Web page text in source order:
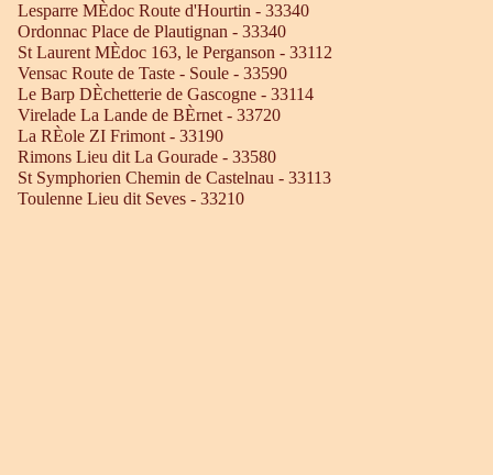
Lesparre MÈdoc Route d'Hourtin - 33340
Ordonnac Place de Plautignan - 33340
St Laurent MÈdoc 163, le Perganson - 33112
Vensac Route de Taste - Soule - 33590
Le Barp DÈchetterie de Gascogne - 33114
Virelade La Lande de BÈrnet - 33720
La RÈole ZI Frimont - 33190
Rimons Lieu dit La Gourade - 33580
St Symphorien Chemin de Castelnau - 33113
Toulenne Lieu dit Seves - 33210